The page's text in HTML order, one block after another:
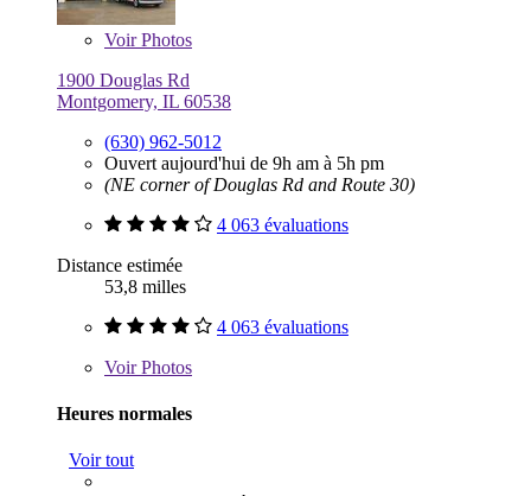
VoirPhotos
1900 Douglas Rd
Montgomery, IL 60538
(630) 962-5012
Ouvert aujourd'hui de 9h am à 5h pm
(NE corner of Douglas Rd and Route 30)
4 063 évaluations
Distance estimée
53,8 milles
4 063 évaluations
VoirPhotos
Heures normales
Voir tout